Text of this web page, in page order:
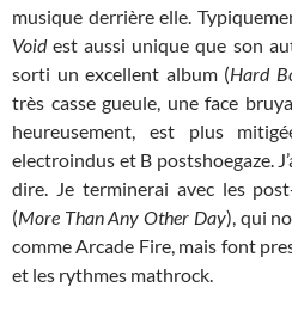
musique derrière elle.
Voidest aussi unique que son
sorti un excellent album (Hard
très casse gueule, une face
heureusement, est plus
electroindus et B postshoegaze.
dire. Je terminerai avec les
(More Than Any Other Day), qui
comme Arcade Fire, mais font
et les rythmes mathrock.